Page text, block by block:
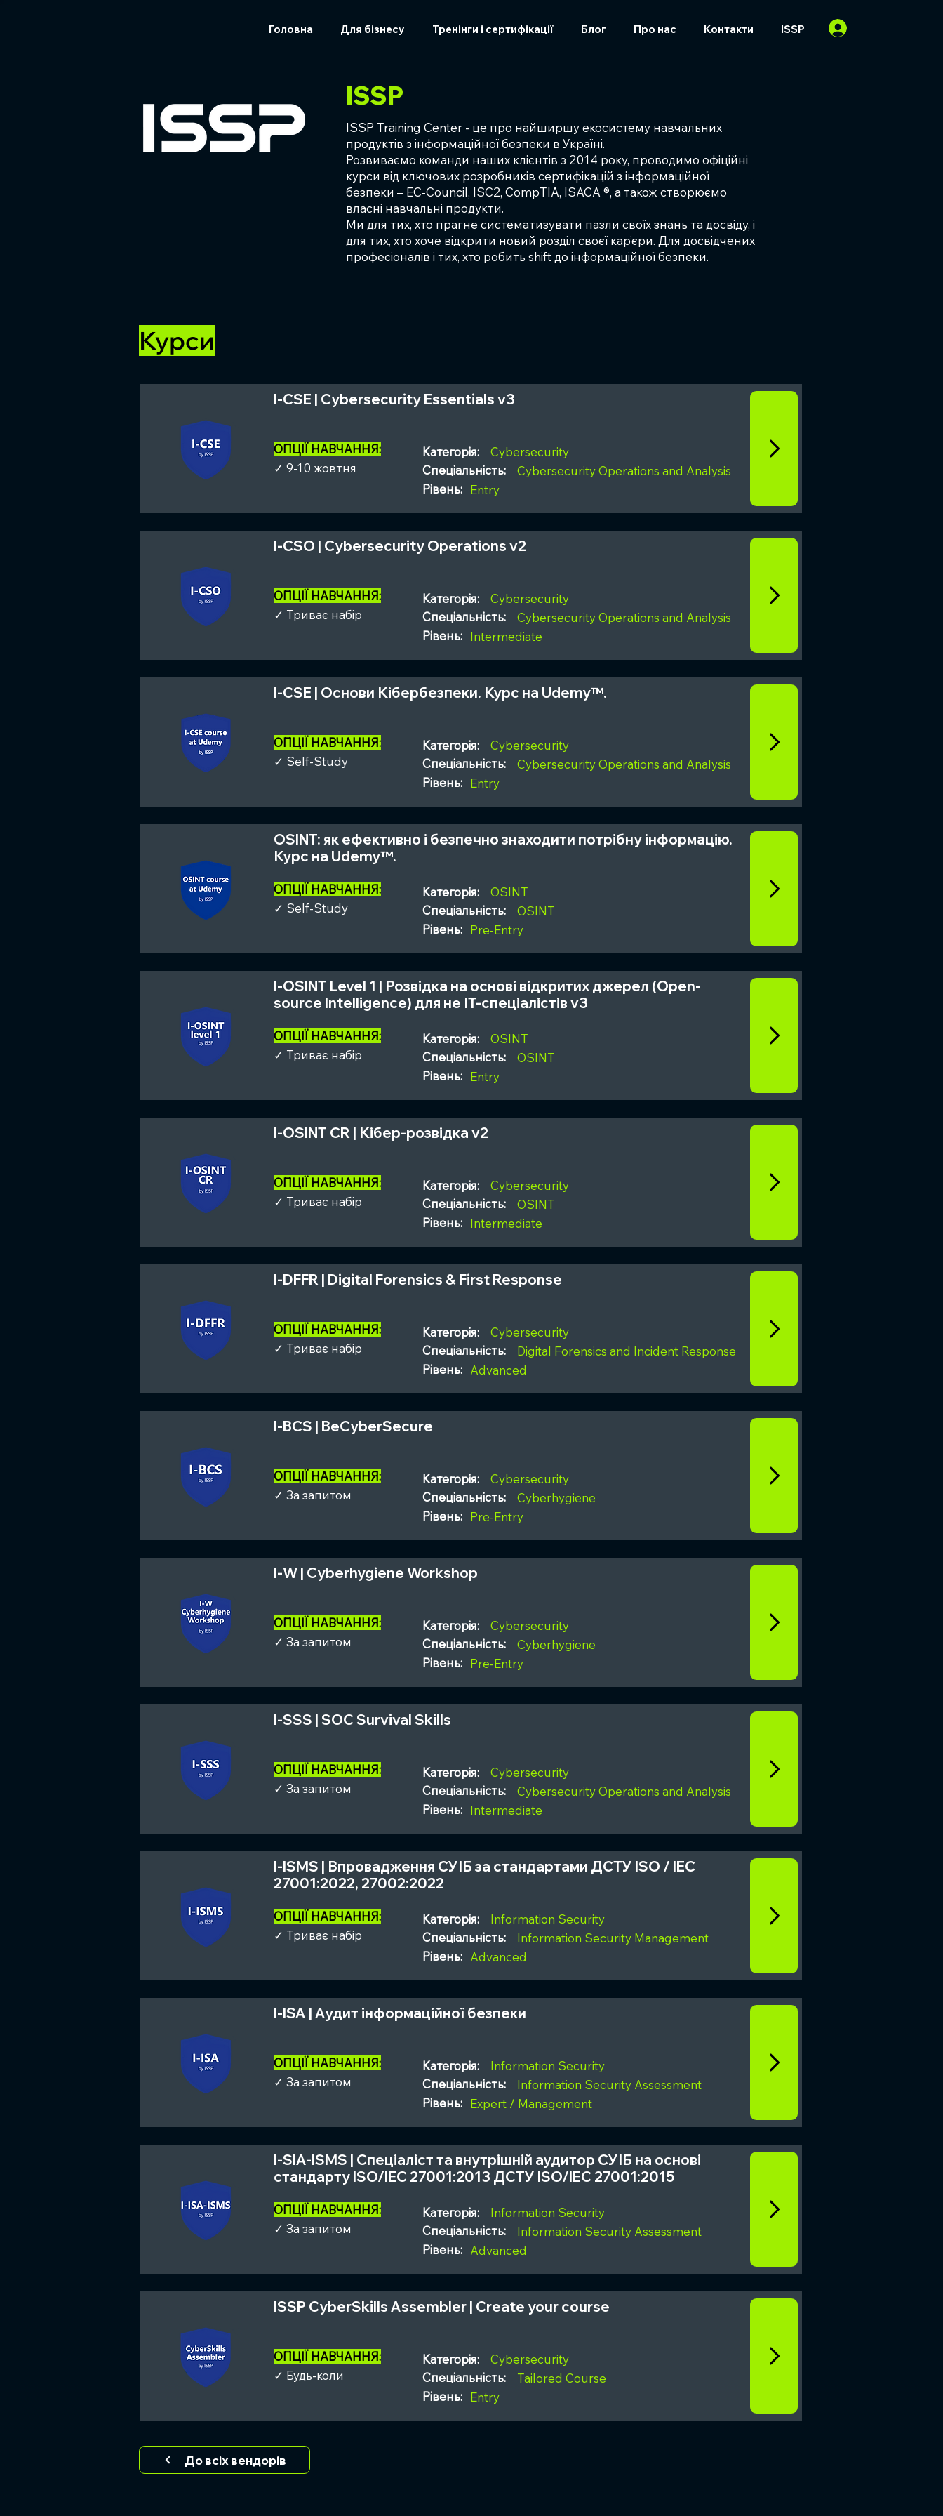
Головна Для бізнесу Тренінги і сертифікації Блог Про нас Контакти ISSP
ISSP
ISSP Training Center - це про найширшу екосистему навчальних
продуктів з інформаційної безпеки в Україні.
Розвиваємо команди наших клієнтів з 2014 року, проводимо офіційні
курси від ключових розробників сертифікацій з інформаційної
безпеки – EC-Council, ISC2, CompTIA, ISACA ®, а також створюємо
власні навчальні продукти.
Ми для тих, хто прагне систематизувати пазли своїх знань та досвіду, і
для тих, хто хоче відкрити новий розділ своєї кар’єри. Для досвідчених
професіоналів і тих, хто робить shift до інформаційної безпеки.
Курси
I-CSE | Cybersecurity Essentials v3
ОПЦІЇ НАВЧАННЯ:
✓ 9-10 жовтня
Категорія:
Cybersecurity
Спеціальність:
Cybersecurity Operations and Analysis
Рівень: Entry
I-CSO | Cybersecurity Operations v2
ОПЦІЇ НАВЧАННЯ:
✓ Триває набір
Категорія:
Cybersecurity
Спеціальність:
Cybersecurity Operations and Analysis
Рівень: Intermediate
I-CSE | Основи Кібербезпеки. Курс на Udemy™.
ОПЦІЇ НАВЧАННЯ:
✓ Self-Study
Категорія:
Cybersecurity
Спеціальність:
Cybersecurity Operations and Analysis
Рівень: Entry
OSINT: як ефективно і безпечно знаходити потрібну інформацію.
Курс на Udemy™.
ОПЦІЇ НАВЧАННЯ:
✓ Self-Study
Категорія:
OSINT
Спеціальність:
OSINT
Рівень: Pre-Entry
I-OSINT Level 1 | Розвідка на основі відкритих джерел (Open-
source Intelligence) для не ІТ-спеціалістів v3
ОПЦІЇ НАВЧАННЯ:
✓ Триває набір
Категорія:
OSINT
Спеціальність:
OSINT
Рівень: Entry
I-OSINT CR | Кібер-розвідка v2
ОПЦІЇ НАВЧАННЯ:
✓ Триває набір
Категорія:
Cybersecurity
Спеціальність:
OSINT
Рівень: Intermediate
I-DFFR | Digital Forensics & First Response
ОПЦІЇ НАВЧАННЯ:
✓ Триває набір
Категорія:
Cybersecurity
Спеціальність:
Digital Forensics and Incident Response
Рівень: Advanced
I-BCS | BeCyberSecure
ОПЦІЇ НАВЧАННЯ:
✓ За запитом
Категорія:
Cybersecurity
Спеціальність:
Cyberhygiene
Рівень: Pre-Entry
I-W | Cyberhygiene Workshop
ОПЦІЇ НАВЧАННЯ:
✓ За запитом
Категорія:
Cybersecurity
Спеціальність:
Cyberhygiene
Рівень: Pre-Entry
I-SSS | SOC Survival Skills
ОПЦІЇ НАВЧАННЯ:
✓ За запитом
Категорія:
Cybersecurity
Спеціальність:
Cybersecurity Operations and Analysis
Рівень: Intermediate
I-ISMS | Впровадження СУІБ за стандартами ДСТУ ISO / IEC
27001:2022, 27002:2022
ОПЦІЇ НАВЧАННЯ:
✓ Триває набір
Категорія:
Information Security
Спеціальність:
Information Security Management
Рівень: Advanced
I-ISA | Аудит інформаційної безпеки
ОПЦІЇ НАВЧАННЯ:
✓ За запитом
Категорія:
Information Security
Спеціальність:
Information Security Assessment
Рівень: Expert / Management
I-SIA-ISMS | Спеціаліст та внутрішній аудитор СУІБ на основі
стандарту ISO/IEC 27001:2013 ДСТУ ISO/IEC 27001:2015
ОПЦІЇ НАВЧАННЯ:
✓ За запитом
Категорія:
Information Security
Спеціальність:
Information Security Assessment
Рівень: Advanced
ISSP CyberSkills Assembler | Create your course
ОПЦІЇ НАВЧАННЯ:
✓ Будь-коли
Категорія:
Cybersecurity
Спеціальність:
Tailored Course
Рівень: Entry
До всіх вендорів